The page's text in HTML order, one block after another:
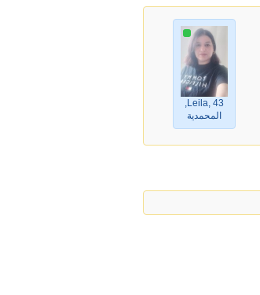
Leila, 43,
المحمدية‎